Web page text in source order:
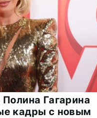
Гагарина
кадры с новым